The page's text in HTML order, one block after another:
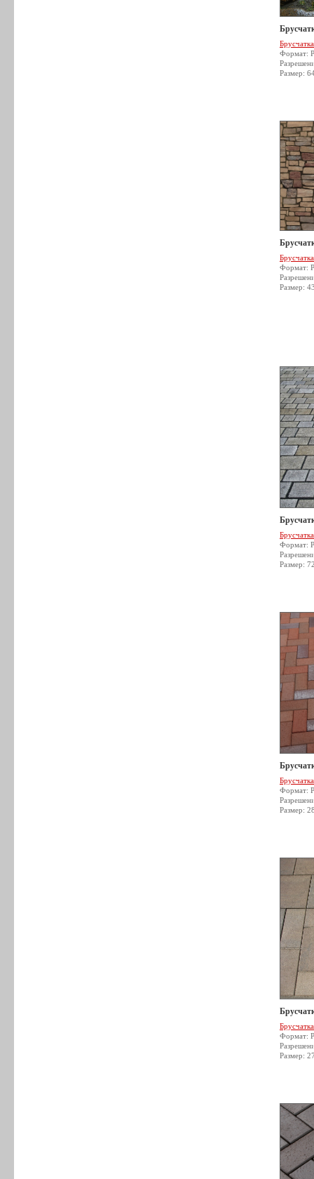
Брусчатка
Формат:
Размер:
Брусчатка
Формат:
Размер:
Брусчатка
Формат:
Размер:
Брусчатка
Формат:
Размер:
Брусчатка
Формат:
Размер: